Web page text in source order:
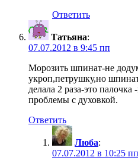
Ответить
Татьяна:
07.07.2012 в 9:45 пп
Морозить шпинат-не
укроп,петрушку,но
делала 2 раза-это
проблемы с духовкой.
Ответить
Люба:
07.07.2012 в 10:25 пп